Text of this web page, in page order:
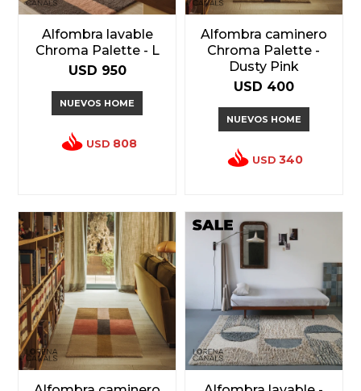
Alfombra lavable
Chroma Palette - L
USD 950
NUEVOS HOME
USD 808
Alfombra caminero
Chroma Palette -
Dusty Pink
USD 400
NUEVOS HOME
USD 340